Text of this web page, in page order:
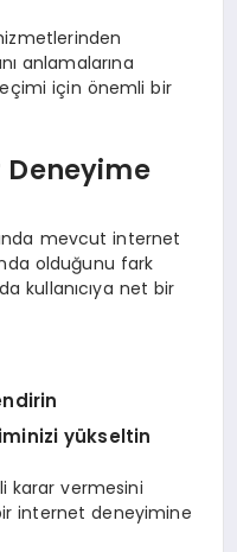
anlamalarına
için önemli bir
Deneyime
mevcut internet
olduğunu fark
kullanıcıya net bir
yükseltin
karar vermesini
internet deneyimine